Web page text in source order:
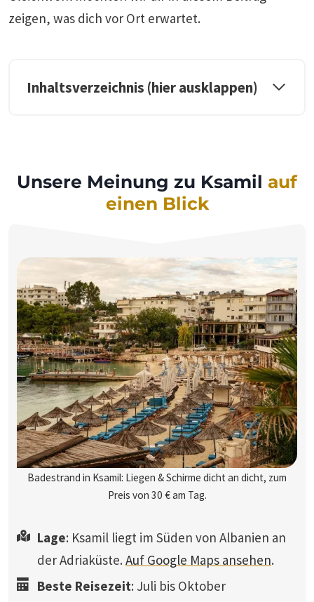
zeigen, was dich vor Ort erwartet.
Inhaltsverzeichnis (hier ausklappen)
Unsere Meinung zu Ksamil auf
einen Blick
Badestrand in Ksamil: Liegen & Schirme dicht an dicht, zum
Preis von 30 € am Tag.
Lage: Ksamil liegt im Süden von Albanien an
der Adriaküste. Auf Google Maps ansehen.
Beste Reisezeit: Juli bis Oktober